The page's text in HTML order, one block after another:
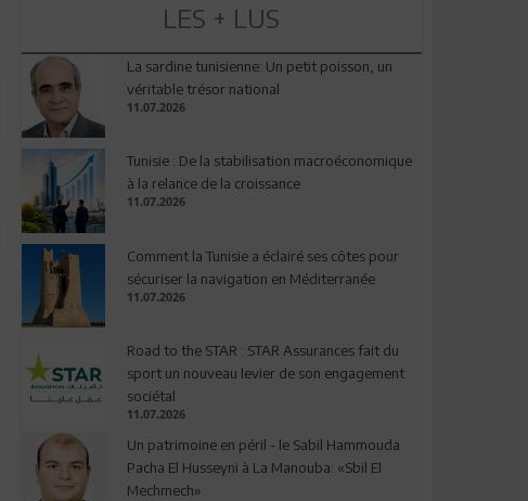
LES + LUS
La sardine tunisienne: Un petit poisson, un
véritable trésor national
11.07.2026
Tunisie : De la stabilisation macroéconomique
à la relance de la croissance
11.07.2026
Comment la Tunisie a éclairé ses côtes pour
sécuriser la navigation en Méditerranée
11.07.2026
Road to the STAR : STAR Assurances fait du
sport un nouveau levier de son engagement
sociétal
11.07.2026
Un patrimoine en péril - le Sabil Hammouda
Pacha El Husseyni à La Manouba: «Sbil El
Mechmech»